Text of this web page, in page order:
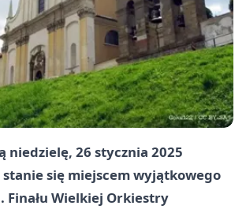
niedzielę, 26 stycznia 2025
stanie się miejscem wyjątkowego
Finału Wielkiej Orkiestry